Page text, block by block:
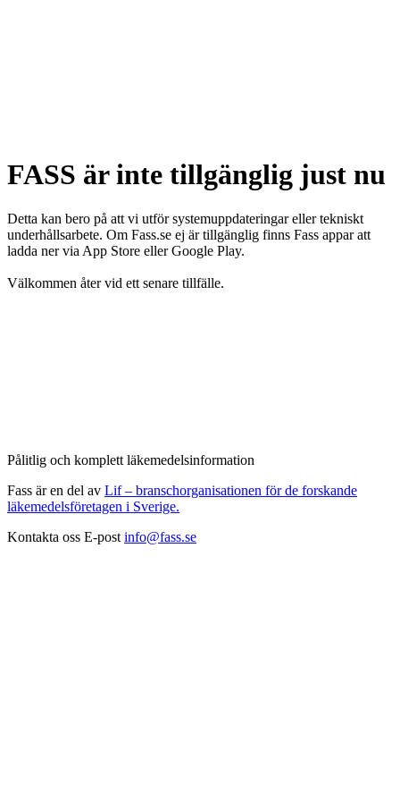
FASS är inte tillgänglig just nu
Detta kan bero på att vi utför systemuppdateringar eller tekniskt
underhållsarbete. Om Fass.se ej är tillgänglig finns Fass appar att
ladda ner via App Store eller Google Play.
Välkommen åter vid ett senare tillfälle.
Pålitlig och komplett läkemedelsinformation
Fass är en del av Lif – branschorganisationen för de forskande
läkemedelsföretagen i Sverige.
Kontakta oss E-post info@fass.se